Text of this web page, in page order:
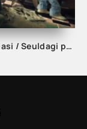
Seul poygasi / Seuldagi poyga kino